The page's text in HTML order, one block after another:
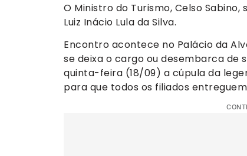
O Ministro do Turismo, Celso
Luiz Inácio Lula da Silva.
Encontro acontece no Palácio da
se deixa o cargo ou desembarca de
quinta-feira (18/09) a cúpula da
para que todos os filiados